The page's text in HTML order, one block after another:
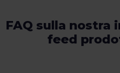
FAQ sulla nostra
feed